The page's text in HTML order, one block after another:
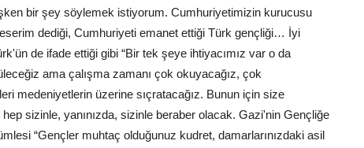
bir şey söylemek istiyorum. Cumhuriyetimizin kurucusu
dediği, Cumhuriyeti emanet ettiği Türk gençliği… İyi
de ifade ettiği gibi “Bir tek şeye ihtiyacımız var o da
ama çalışma zamanı çok okuyacağız, çok
medeniyetlerin üzerine sıçratacağız. Bunun için size
sizinle, yanınızda, sizinle beraber olacak. Gazi'nin Gençliğe
“Gençler muhtaç olduğunuz kudret, damarlarınızdaki asil